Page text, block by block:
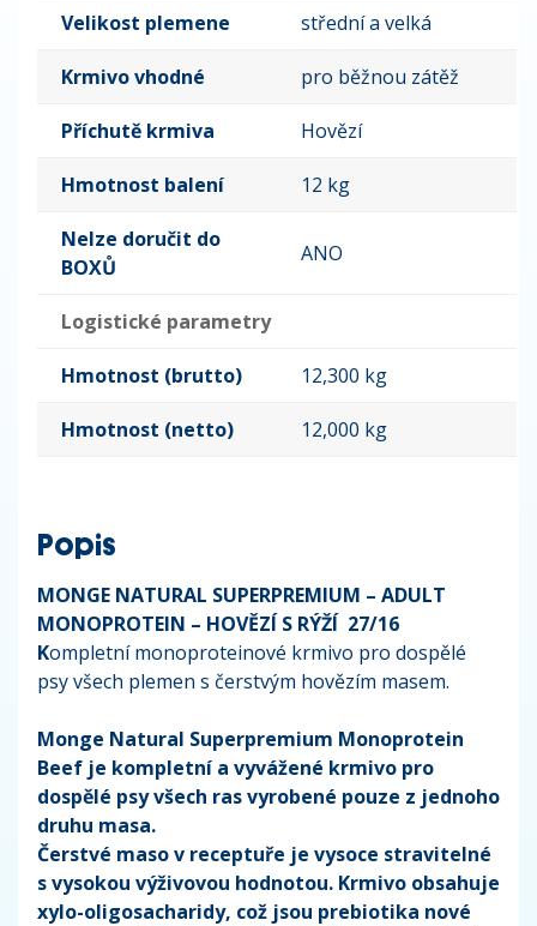
Velikost plemene střední a velká
Krmivo vhodné pro běžnou zátěž
Příchutě krmiva Hovězí
Hmotnost balení 12 kg
Nelze doručit do
BOXŮ
ANO
Logistické parametry
Hmotnost (brutto) 12,300 kg
Hmotnost (netto) 12,000 kg
Popis
MONGE NATURAL SUPERPREMIUM – ADULT
MONOPROTEIN – HOVĚZÍ S RÝŽÍ 27/16
Kompletní monoproteinové krmivo pro dospělé
psy všech plemen s čerstvým hovězím masem.
Monge Natural Superpremium Monoprotein
Beef je kompletní a vyvážené krmivo pro
dospělé psy všech ras vyrobené pouze z jednoho
druhu masa.
Čerstvé maso v receptuře je vysoce stravitelné
s vysokou výživovou hodnotou. Krmivo obsahuje
xylo-oligosacharidy, což jsou prebiotika nové